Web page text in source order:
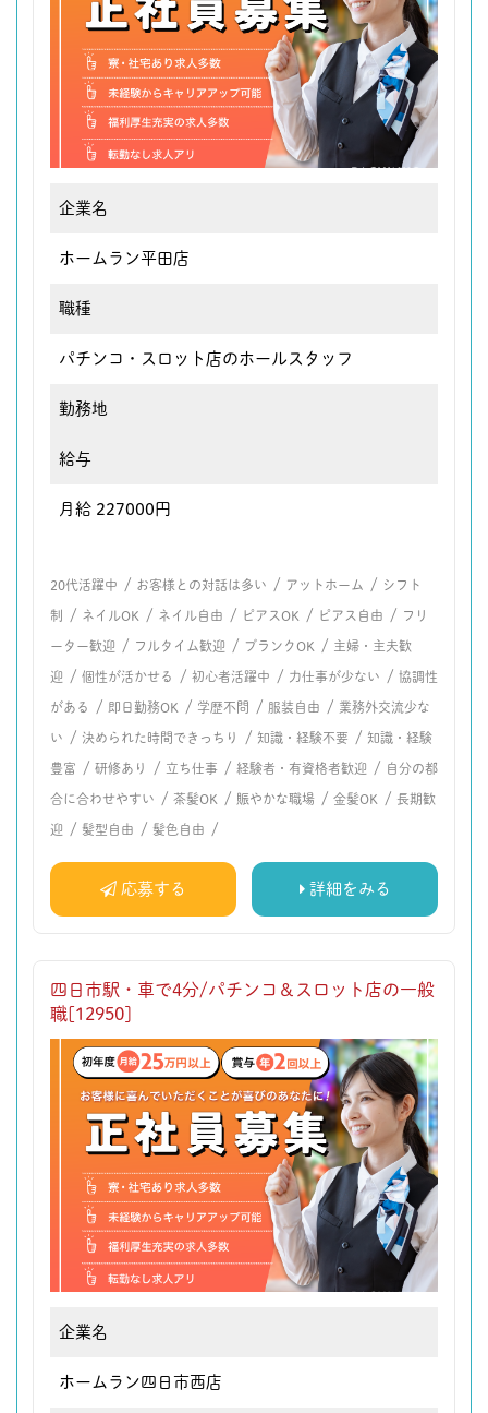
企業名
ホームラン平田店
職種
パチンコ・スロット店のホールスタッフ
勤務地
給与
月給 227000円
20代活躍中 / お客様との対話は多い / アットホーム / シフト
制 / ネイルOK / ネイル自由 / ピアスOK / ピアス自由 / フリ
ーター歓迎 / フルタイム歓迎 / ブランクOK / 主婦・主夫歓
迎 / 個性が活かせる / 初心者活躍中 / 力仕事が少ない / 協調性
がある / 即日勤務OK / 学歴不問 / 服装自由 / 業務外交流少な
い / 決められた時間できっちり / 知識・経験不要 / 知識・経験
豊富 / 研修あり / 立ち仕事 / 経験者・有資格者歓迎 / 自分の都
合に合わせやすい / 茶髪OK / 賑やかな職場 / 金髪OK / 長期歓
迎 / 髪型自由 / 髪色自由 /
応募する 詳細をみる
四日市駅・車で4分/パチンコ＆スロット店の一般
職[12950]
企業名
ホームラン四日市西店